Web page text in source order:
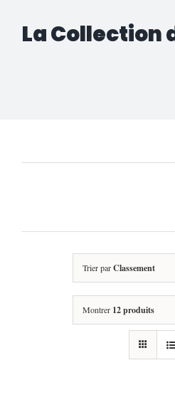
La Collection
Trier parClassement
Montrer 12 produits